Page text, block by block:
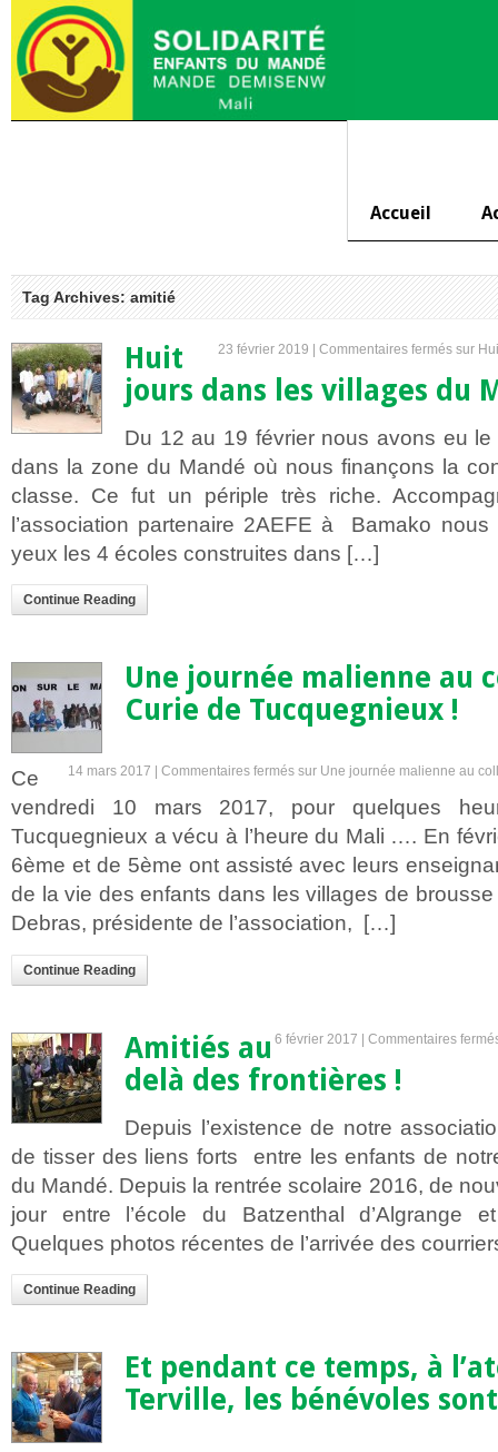
Accueil
Tag Archives: amitié
23 février 2019 | Commentaires fermés sur
Huit
jours dans les villages du
Du 12 au 19 février nous avons eu
dans la zone du Mandé où nous finançons la
classe. Ce fut un périple très riche.
l’association partenaire 2AEFE à Bamako
yeux les 4 écoles construites dans […]
Continue Reading
14 mars 2017 | Commentaires fermés sur Une journée malienne au
Une journée malienne au
Curie de Tucquegnieux !
Ce
vendredi 10 mars 2017, pour quelques
Tucquegnieux a vécu à l’heure du Mali …. En
6ème et de 5ème ont assisté avec leurs
de la vie des enfants dans les villages de
Debras, présidente de l’association, […]
Continue Reading
6 février 2017 | Commentaires
Amitiés au
delà des frontières !
Depuis l’existence de notre
de tisser des liens forts entre les enfants de
du Mandé. Depuis la rentrée scolaire 2016, de
jour entre l’école du Batzenthal d’Algrange
Quelques photos récentes de l’arrivée des
Continue Reading
Et pendant ce temps, à
Terville, les bénévoles